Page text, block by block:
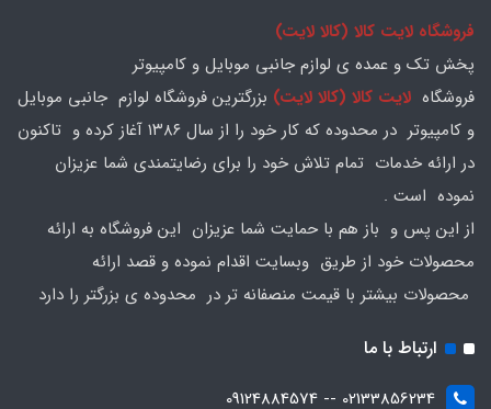
فروشگاه لایت کالا (کالا لایت)
پخش تک و عمده ی لوازم جانبی موبایل و کامپیوتر
فروشگاه لایت کالا (کالا لایت) بزرگترین فروشگاه لوازم جانبی موبایل
و کامپیوتر در محدوده که کار خود را از سال ۱۳۸۶ آغاز کرده و تاکنون
در ارائه خدمات تمام تلاش خود را برای رضایتمندی شما عزیزان
نموده است .
از این پس و باز هم با حمایت شما عزیزان این فروشگاه به ارائه
محصولات خود از طریق وبسایت اقدام نموده و قصد ارائه
محصولات بیشتر با قیمت منصفانه تر در محدوده ی بزرگتر را دارد
ارتباط با ما
02133856234 -- 09124884574